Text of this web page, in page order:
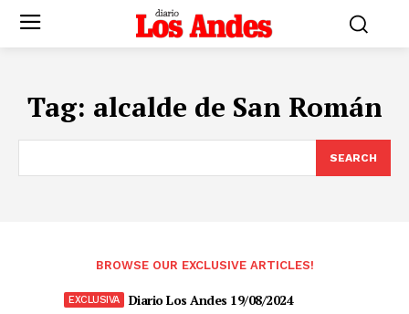
Tag: alcalde de San Román
SEARCH
BROWSE OUR EXCLUSIVE ARTICLES!
Diario Los Andes 19/08/2024